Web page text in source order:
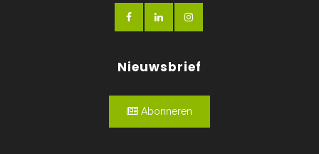
Nieuwsbrief
Abonneren